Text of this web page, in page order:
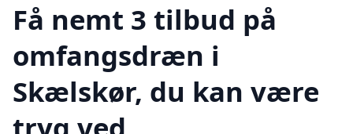
Få nemt 3 tilbud på
omfangsdræn i
Skælskør, du kan være